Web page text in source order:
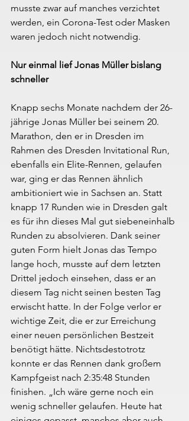
musste zwar auf manches verzichtet
werden, ein Corona-Test oder Masken
waren jedoch nicht notwendig.
Nur einmal lief Jonas Müller bislang
schneller
Knapp sechs Monate nachdem der 26-
jährige Jonas Müller bei seinem 20.
Marathon, den er in Dresden im
Rahmen des Dresden Invitational Run,
ebenfalls ein Elite-Rennen, gelaufen
war, ging er das Rennen ähnlich
ambitioniert wie in Sachsen an. Statt
knapp 17 Runden wie in Dresden galt
es für ihn dieses Mal gut siebeneinhalb
Runden zu absolvieren. Dank seiner
guten Form hielt Jonas das Tempo
lange hoch, musste auf dem letzten
Drittel jedoch einsehen, dass er an
diesem Tag nicht seinen besten Tag
erwischt hatte. In der Folge verlor er
wichtige Zeit, die er zur Erreichung
einer neuen persönlichen Bestzeit
benötigt hätte. Nichtsdestotrotz
konnte er das Rennen dank großem
Kampfgeist nach 2:35:48 Stunden
finishen. „Ich wäre gerne noch ein
wenig schneller gelaufen. Heute hat